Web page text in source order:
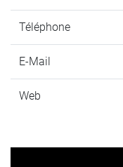
Téléphone
E-Mail
Web